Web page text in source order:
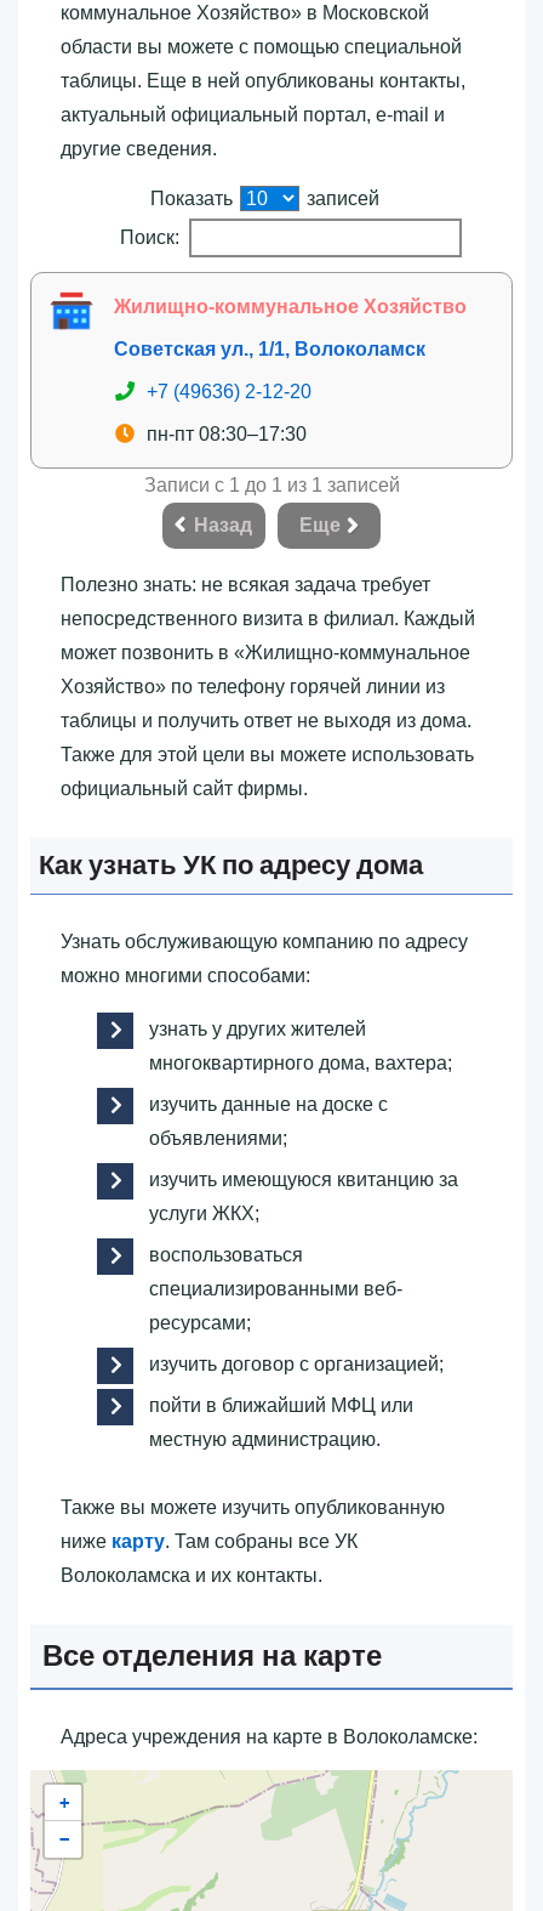
коммунальное Хозяйство»‎ в Московской
области вы можете с помощью специальной
таблицы. Еще в ней опубликованы контакты,
актуальный официальный портал, e-mail и
другие сведения.
Показать
записей
Поиск:
Жилищно-коммунальное Хозяйство
Советская ул., 1/1, Волоколамск
+7 (49636) 2-12-20
пн-пт 08:30–17:30
Записи с 1 до 1 из 1 записей
Назад
Еще
Полезно знать: не всякая задача требует
непосредственного визита в филиал. Каждый
может позвонить в «‎Жилищно-коммунальное
Хозяйство»‎ по телефону горячей линии из
таблицы и получить ответ не выходя из дома.
Также для этой цели вы можете использовать
официальный сайт фирмы.
Как узнать УК по адресу дома
Узнать обслуживающую компанию по адресу
можно многими способами:
узнать у других жителей
многоквартирного дома, вахтера;
изучить данные на доске с
объявлениями;
изучить имеющуюся квитанцию за
услуги ЖКХ;
воспользоваться
специализированными веб-
ресурсами;
изучить договор с организацией;
пойти в ближайший МФЦ или
местную администрацию.
Также вы можете изучить опубликованную
ниже карту. Там собраны все УК
Волоколамска и их контакты.
Все отделения на карте
Адреса учреждения на карте в Волоколамске:
+
−